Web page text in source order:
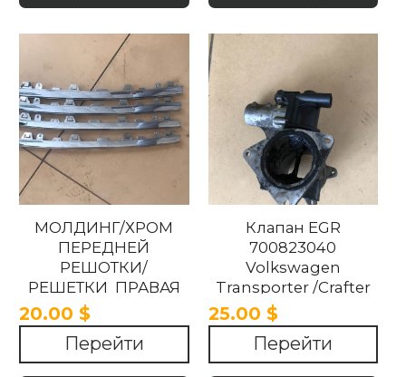
МОЛДИНГ/ХРОМ
ПЕРЕДНЕЙ
РЕШОТКИ/
РЕШЕТКИ ПРАВАЯ
7E5853764A
Volkswagen
Transporter T6 2015 -
2018
20.00 $
Перейти
Клапан EGR
700823040
Volkswagen
Transporter /Crafter
2.5ti/VW T5 2006-
2018
25.00 $
Перейти